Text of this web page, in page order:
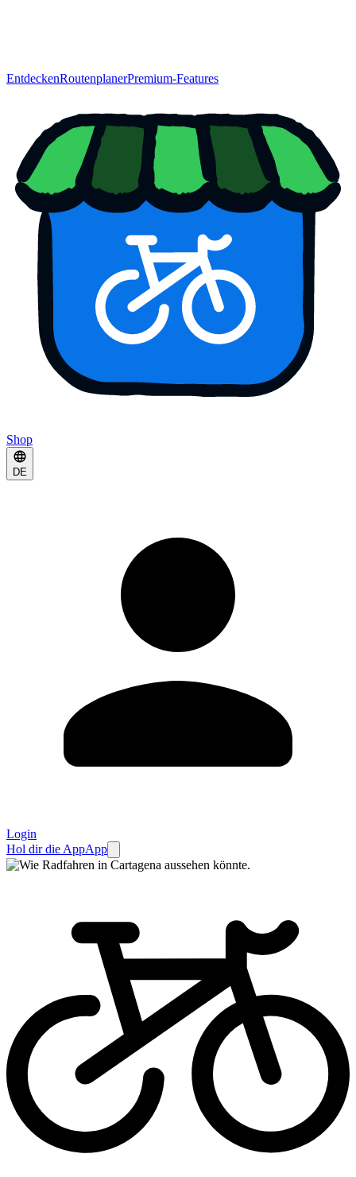
EntdeckenRoutenplanerPremium-Features
Shop
DE
Login
Hol dir die AppApp